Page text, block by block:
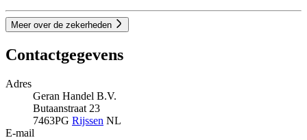
Meer over de zekerheden
Contactgegevens
Adres
Geran Handel B.V.
Butaanstraat 23
7463PG Rijssen NL
E-mail